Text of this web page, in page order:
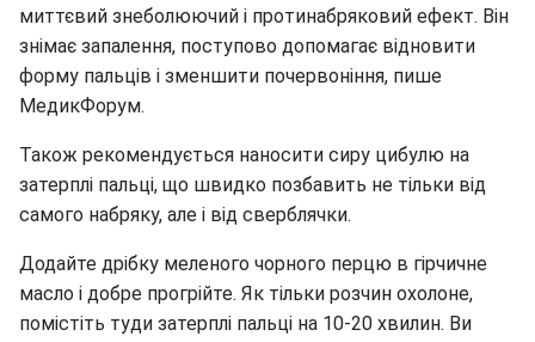
миттєвий знеболюючий і протинабряковий ефект. Він
знімає запалення, поступово допомагає відновити
форму пальців і зменшити почервоніння, пише
МедикФорум.
Також рекомендується наносити сиру цибулю на
затерплі пальці, що швидко позбавить не тільки від
самого набряку, але і від сверблячки.
Додайте дрібку меленого чорного перцю в гірчичне
масло і добре прогрійте. Як тільки розчин охолоне,
помістіть туди затерплі пальці на 10-20 хвилин. Ви